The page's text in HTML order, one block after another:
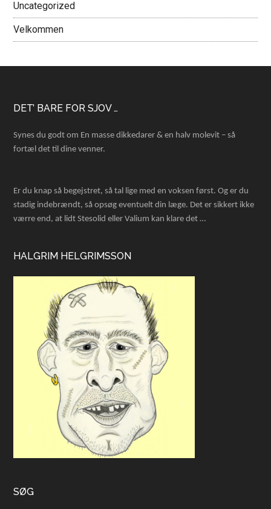
Uncategorized
Velkommen
Footer
DET’ BARE FOR SJOV …
Synes du godt om En masse dikkedarer & en halv molevit – så
fortæl det til dine venner.
Er du knap så begejstret, så tal lige med en voksen først. Og er du
stadig indebrændt, så opsøg eventuelt din læge. Det er sikkert ikke
værre end, at lidt Stesolid eller Valium kan klare det …
HALGRIM HELGRIMSSON
SØG